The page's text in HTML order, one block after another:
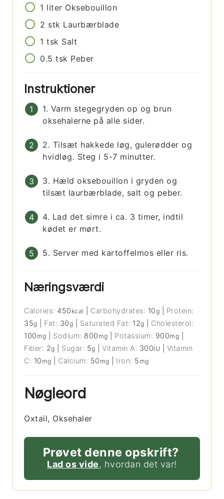
1 liter Oksebouillon
2 stk Laurbærblade
1 tsk Salt
0.5 tsk Peber
Instruktioner
1. Varm stegegryden op og brun
oksehalerne på alle sider.
2. Tilsæt hakkede løg, gulerødder og
hvidløg. Steg i 5-7 minutter.
3. Hæld oksebouillon i gryden og
tilsæt laurbærblade, salt og peber.
4. Lad det simre i ca. 3 timer, indtil
kødet er mørt.
5. Server med kartoffelmos eller ris.
Næringsværdi
Calories: 450 kcal Carbohydrates: 10g
Protein:
35g Fat: 30g Saturated Fat: 12g
Cholesterol:
100 mg Sodium: 800 mg Potassium: 900mg
Fiber: 2g Sugar: 5g |Vitamin A: 300IU
Vitamin
C: 10 mg Calcium: 50 mg Iron: 5 mg
Nøgleord
Oxtail, Oksehaler
Prøvet denne opskrift?
Lad os vide, hvordan det var!